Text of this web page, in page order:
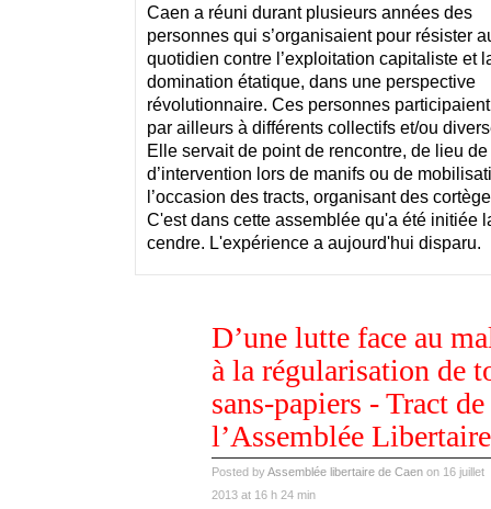
Caen a réuni durant plusieurs années des
personnes qui s’organisaient pour résister
quotidien contre l’exploitation capitaliste et
domination étatique, dans une perspective
révolutionnaire. Ces personnes participaient
par ailleurs à différents collectifs et/ou
Elle servait de point de rencontre, de lieu de
d’intervention lors de manifs ou de
l’occasion des tracts, organisant des
C'est dans cette assemblée qu'a été initiée
cendre. L'expérience a aujourd'hui disparu.
D’une lutte face au
à la régularisation de
sans-papiers - Tract de
l’Assemblée
Posted byAssemblée libertaire de Caenon 16 juillet
2013 at 16 h 24 min